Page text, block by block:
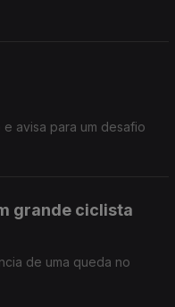
avisa para um desafio
grande ciclista
de uma queda no